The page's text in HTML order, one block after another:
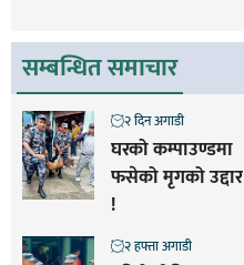
सम्बन्धित समाचार
घरको कम्पाउण्डमा
फसेको मृगको उद्दार
!
२ दिन अगाडी
२ हफ्ता अगाडी